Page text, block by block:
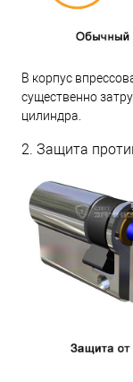
В корпус
существенно
цилиндра.
2. Защита